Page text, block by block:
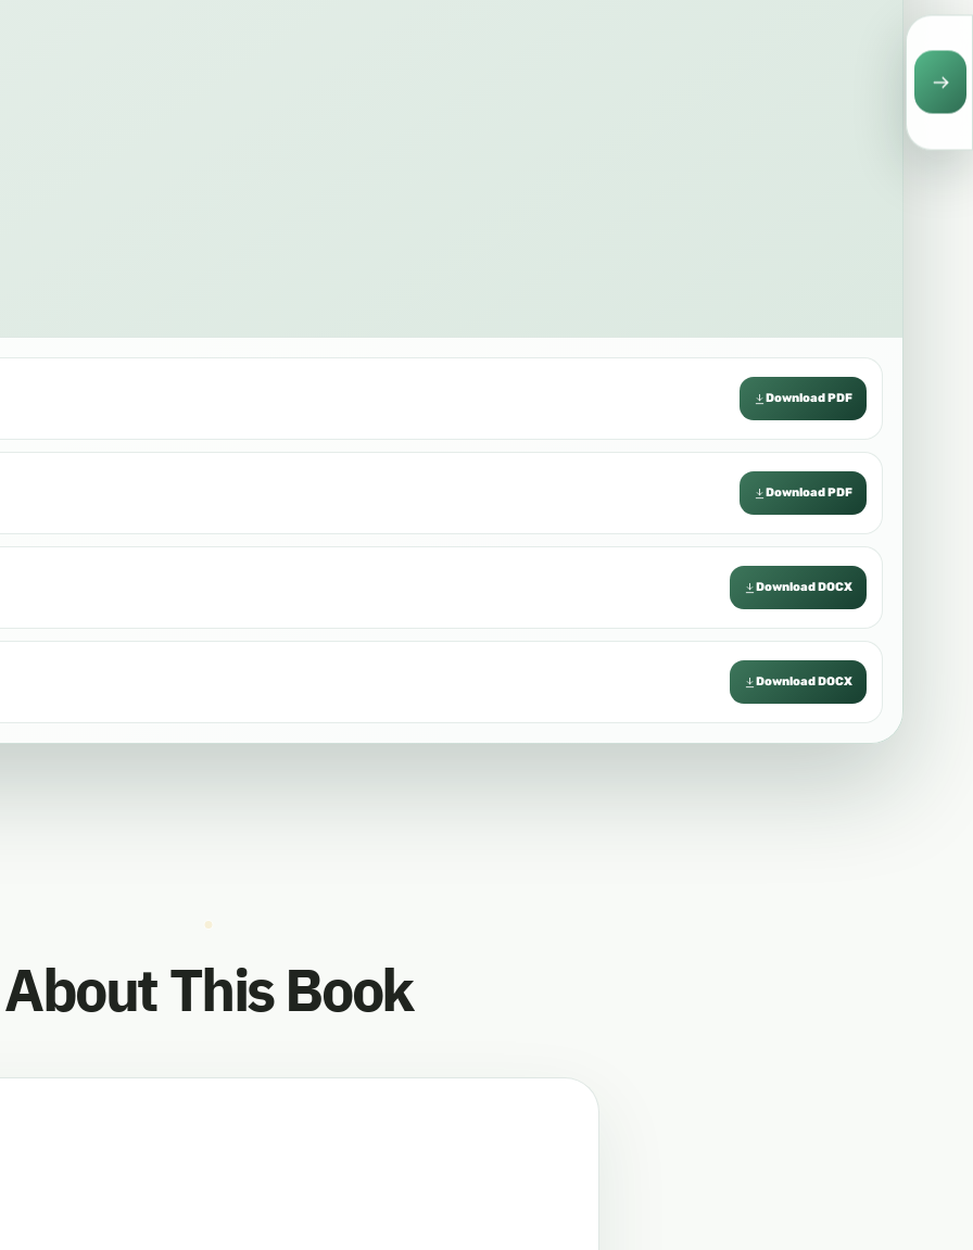
Download PDF
Download PDF
Download DOCX
Download DOCX
About This Book